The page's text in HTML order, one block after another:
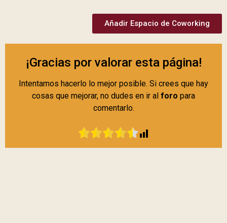
Añadir Espacio de Coworking
¡Gracias por valorar esta página!
Intentamos hacerlo lo mejor posible. Si crees que hay
cosas que mejorar, no dudes en ir al foro para
comentarlo.